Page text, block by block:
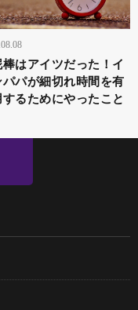
はアイツだった！イ
パパが細切れ時間を有
るためにやったこと